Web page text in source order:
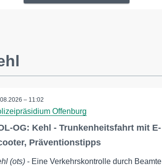
– 11:02
Offenburg
OG: Kehl - Trunkenheitsfahrt mit E-
Präventionstipps
(ots)- Eine Verkehrskontrolle durch Beamte